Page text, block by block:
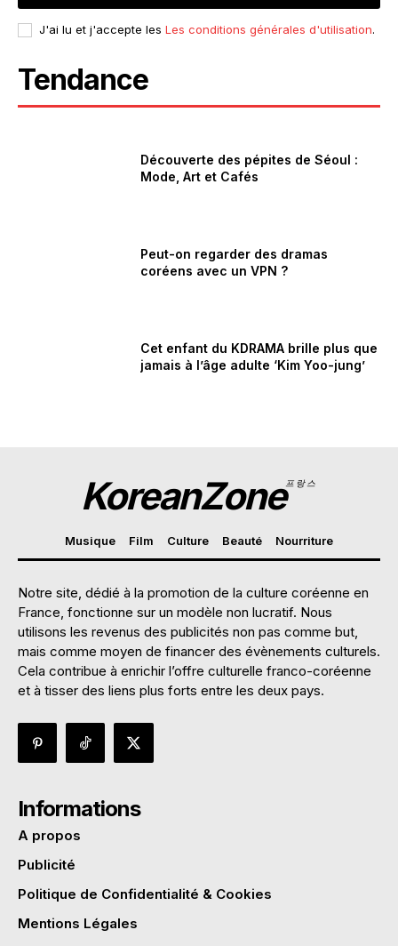
J'ai lu et j'accepte les Les conditions générales d'utilisation.
Tendance
Découverte des pépites de Séoul :
Mode, Art et Cafés
Peut-on regarder des dramas
coréens avec un VPN ?
Cet enfant du KDRAMA brille plus que
jamais à l’âge adulte ‘Kim Yoo-jung’
KoreanZone프랑스
Musique Film Culture Beauté Nourriture
Notre site, dédié à la promotion de la culture coréenne en
France, fonctionne sur un modèle non lucratif. Nous
utilisons les revenus des publicités non pas comme but,
mais comme moyen de financer des évènements culturels.
Cela contribue à enrichir l’offre culturelle franco-coréenne
et à tisser des liens plus forts entre les deux pays.
Informations
A propos
Publicité
Politique de Confidentialité & Cookies
Mentions Légales